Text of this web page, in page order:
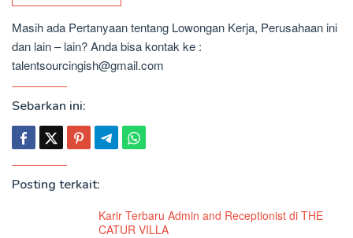
Masih ada Pertanyaan tentang Lowongan Kerja, Perusahaan ini
dan lain – lain? Anda bisa kontak ke :
talentsourcingish@gmail.com
Sebarkan ini:
Posting terkait:
Karir Terbaru Admin and Receptionist di THE
CATUR VILLA